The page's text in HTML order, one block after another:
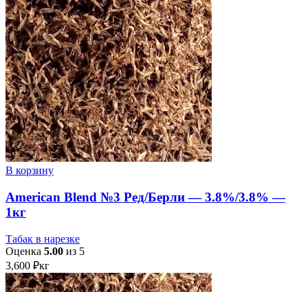
В корзину
American Blend №3 Ред/Берли — 3.8%/3.8% —
1кг
Табак в нарезке
Оценка 5.00 из 5
3,600 ₽кг